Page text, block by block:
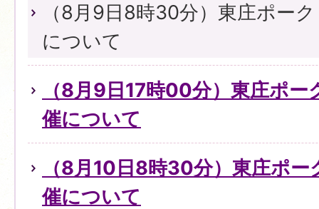
（8月9日8時30分）東庄ポー
について
（8月9日17時00分）東庄ポ
催について
（8月10日8時30分）東庄ポ
催について